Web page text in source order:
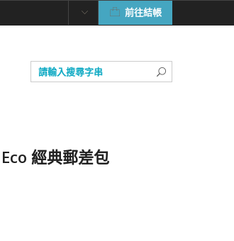
前往結帳
經典郵差包